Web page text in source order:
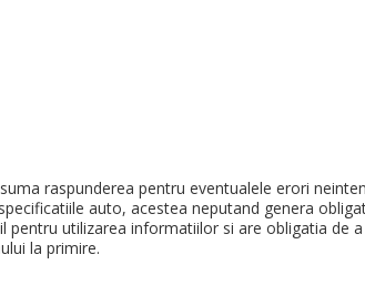
raspunderea pentru eventualele erori
auto, acestea neputand genera
pentru utilizarea informatiilor si are obligatia de
la primire.